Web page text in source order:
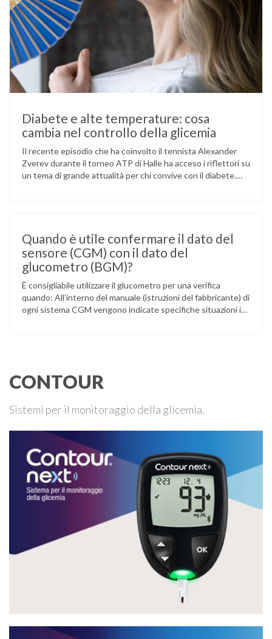
Diabete e alte temperature: cosa
cambia nel controllo della glicemia
Il recente episodio che ha coinvolto il tennista Alexander
Zverev durante il torneo ATP di Halle ha acceso i riflettori su
un tema di grande attualità per chi convive con il diabete.
Quando è utile confermare il dato del
sensore (CGM) con il dato del
glucometro (BGM)?
È consigliabile utilizzare il glucometro per una verifica
quando: All’interno del manuale (istruzioni del fabbricante) di
ogni sistema CGM vengono indicate specifiche situazioni in
CONTOUR
Sistemi per il monitoraggio della glicemia.